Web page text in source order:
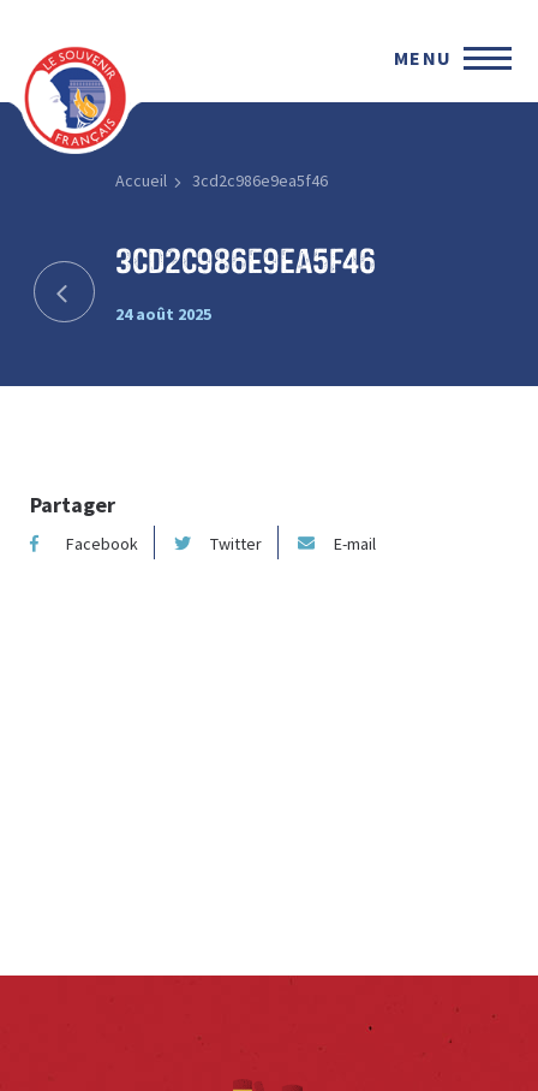
MENU
Accueil 3cd2c986e9ea5f46
3cd2c986e9ea5f46
24 août 2025
Partager
Facebook Twitter E-mail